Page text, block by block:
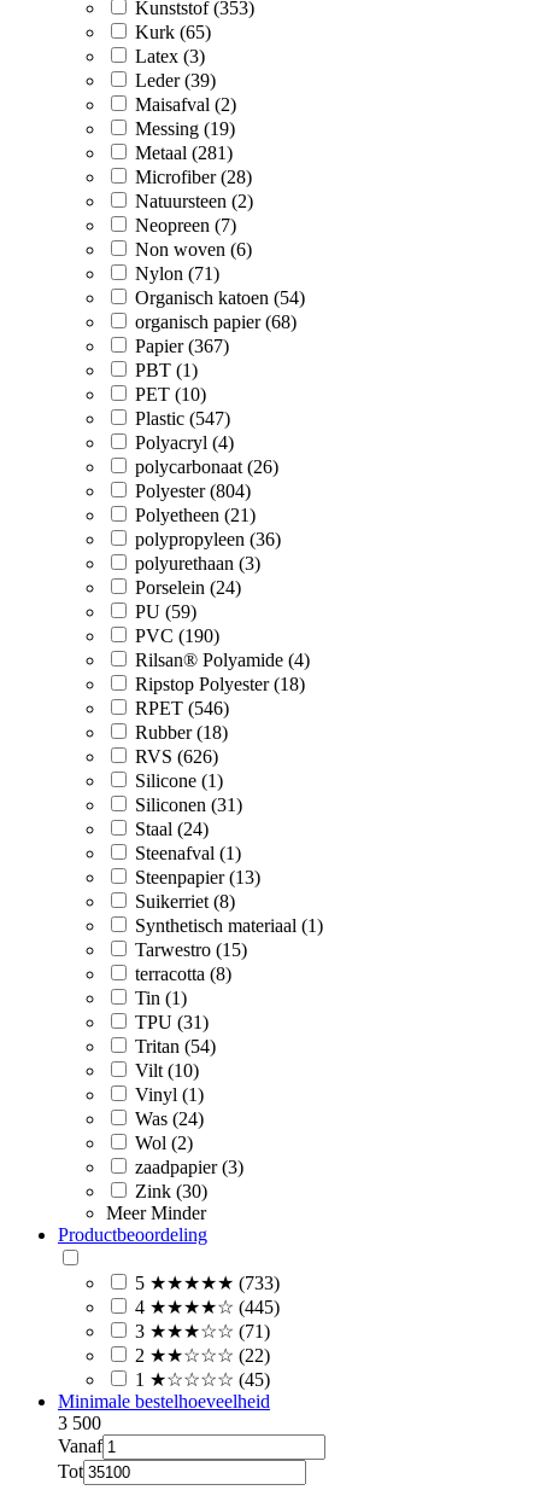
Kunststof (353)
Kurk (65)
Latex (3)
Leder (39)
Maisafval (2)
Messing (19)
Metaal (281)
Microfiber (28)
Natuursteen (2)
Neopreen (7)
Non woven (6)
Nylon (71)
Organisch katoen (54)
organisch papier (68)
Papier (367)
PBT (1)
PET (10)
Plastic (547)
Polyacryl (4)
polycarbonaat (26)
Polyester (804)
Polyetheen (21)
polypropyleen (36)
polyurethaan (3)
Porselein (24)
PU (59)
PVC (190)
Rilsan® Polyamide (4)
Ripstop Polyester (18)
RPET (546)
Rubber (18)
RVS (626)
Silicone (1)
Siliconen (31)
Staal (24)
Steenafval (1)
Steenpapier (13)
Suikerriet (8)
Synthetisch materiaal (1)
Tarwestro (15)
terracotta (8)
Tin (1)
TPU (31)
Tritan (54)
Vilt (10)
Vinyl (1)
Was (24)
Wol (2)
zaadpapier (3)
Zink (30)
Meer Minder
Productbeoordeling
5 ★★★★★ (733)
4 ★★★★☆ (445)
3 ★★★☆☆ (71)
2 ★★☆☆☆ (22)
1 ★☆☆☆☆ (45)
Minimale bestelhoeveelheid
3 500
Vanaf
Tot